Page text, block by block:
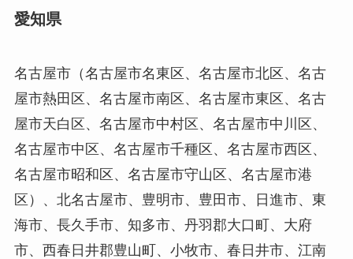
愛知県
名古屋市（名古屋市名東区、名古屋市北区、名古
屋市熱田区、名古屋市南区、名古屋市東区、名古
屋市天白区、名古屋市中村区、名古屋市中川区、
名古屋市中区、名古屋市千種区、名古屋市西区、
名古屋市昭和区、名古屋市守山区、名古屋市港
区）、北名古屋市、豊明市、豊田市、日進市、東
海市、長久手市、知多市、丹羽郡大口町、大府
市、西春日井郡豊山町、小牧市、春日井市、江南